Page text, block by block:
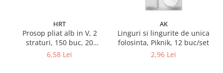
HRT
Prosop pliat alb in V, 2
straturi, 150 buc, 20
pachete/ bax
6,58 Lei
AK
Linguri si lingurite de unica
folosinta, Piknik, 12 buc/set
2,96 Lei